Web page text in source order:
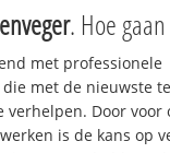
. Hoe
met professionele
met de nieuwste
Door voor
is de kans op